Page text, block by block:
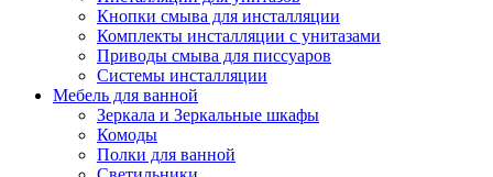
Кнопки смыва для инсталляции
Комплекты инсталляции с унитазами
Приводы смыва для писсуаров
Системы инсталляции
Мебель для ванной
Зеркала и Зеркальные шкафы
Комоды
Полки для ванной